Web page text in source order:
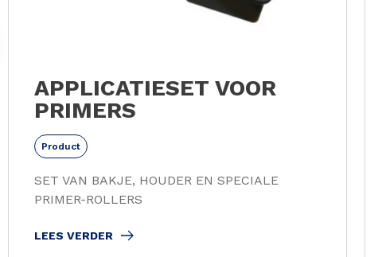
APPLICATIESET VOOR
PRIMERS
Product
SET VAN BAKJE, HOUDER EN SPECIALE
PRIMER-ROLLERS
LEES VERDER